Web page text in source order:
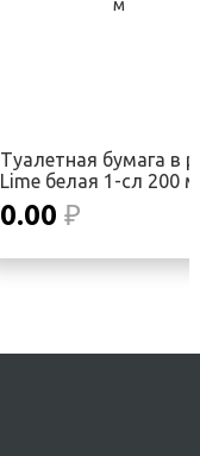
Туалетная бумага в
Lime белая 1-сл 200 м
0.00 ₽